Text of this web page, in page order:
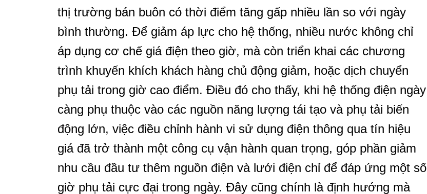
thị trường bán buôn có thời điểm tăng gấp nhiều lần so với ngày
bình thường. Để giảm áp lực cho hệ thống, nhiều nước không chỉ
áp dụng cơ chế giá điện theo giờ, mà còn triển khai các chương
trình khuyến khích khách hàng chủ động giảm, hoặc dịch chuyển
phụ tải trong giờ cao điểm. Điều đó cho thấy, khi hệ thống điện ngày
càng phụ thuộc vào các nguồn năng lượng tái tạo và phụ tải biến
động lớn, việc điều chỉnh hành vi sử dụng điện thông qua tín hiệu
giá đã trở thành một công cụ vận hành quan trọng, góp phần giảm
nhu cầu đầu tư thêm nguồn điện và lưới điện chỉ để đáp ứng một số
giờ phụ tải cực đại trong ngày. Đây cũng chính là định hướng mà